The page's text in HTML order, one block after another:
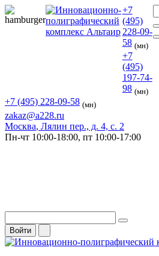
+7
(495)
228-09-
58 (мн)
+7
(495)
197-74-
98 (мн)
+7 (495) 228-09-58 (мн)
zakaz@a228.ru
Москва, Лялин пер., д. 4, с. 2
Пн-чт 10:00-18:00, пт 10:00-17:00
Войти